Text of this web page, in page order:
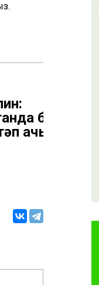
быел биш
ачылачак»